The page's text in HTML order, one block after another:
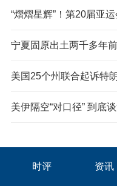
“熠熠星辉”！第20届亚
宁夏固原出土两千多年
美国25个州联合起诉特
美伊隔空“对口径” 到底
时评 资讯